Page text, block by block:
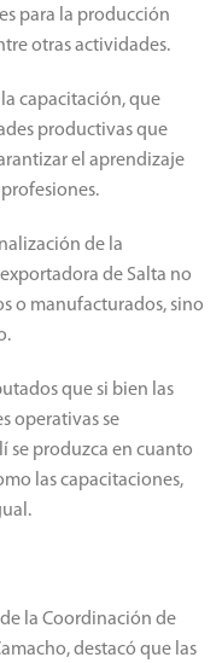
para la producción
otras actividades.
capacitación, que
productivas que
el aprendizaje
profesiones.
de la
de Salta no
o manufacturados, sino
que si bien las
operativas se
se produzca en cuanto
las capacitaciones,
la Coordinación de
destacó que las